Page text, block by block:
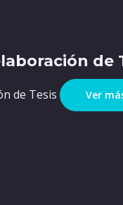
de
de Tesis Ver